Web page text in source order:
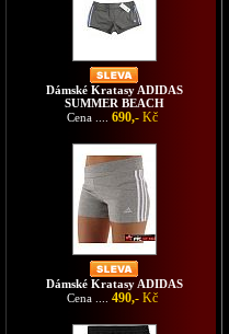
Dámské Kratasy ADIDAS
SUMMER BEACH
Cena .... 690,- Kč
Dámské Kratasy ADIDAS
Cena .... 490,- Kč